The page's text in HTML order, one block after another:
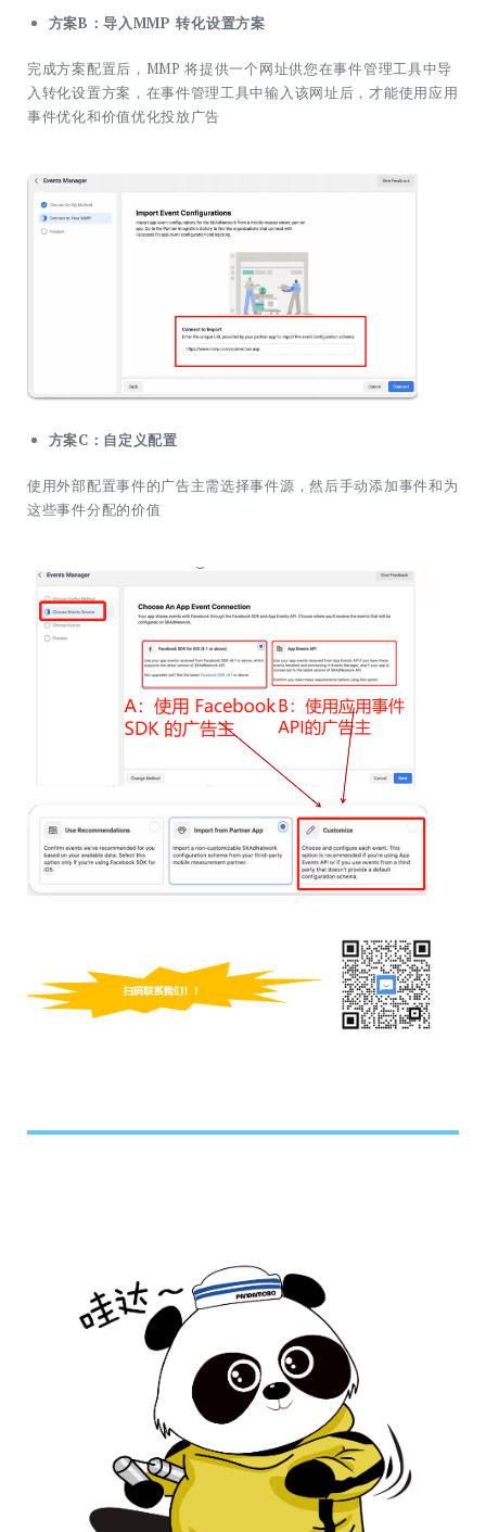
方案B：导入MMP 转化设置方案
完成方案配置后，MMP 将提供一个网址供您在事件管理工具中导
入转化设置方案，在事件管理工具中输入该网址后，才能使用应用
事件优化和价值优化投放广告
方案C：自定义配置
使用外部配置事件的广告主需选择事件源，然后手动添加事件和为
这些事件分配的价值